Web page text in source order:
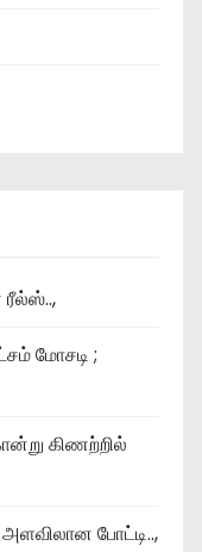
மோசடி ;
கிணற்றில்
போட்டி..,